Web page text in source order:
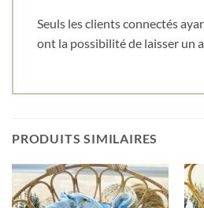
Seuls les clients connectés
ont la possibilité de laisser un
PRODUITS SIMILAIRES